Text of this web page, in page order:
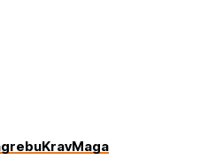
KravMaga